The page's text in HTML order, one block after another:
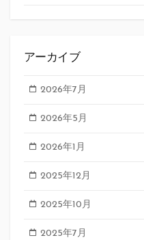
アーカイブ
2026年7月
2026年5月
2026年1月
2025年12月
2025年10月
2025年7月